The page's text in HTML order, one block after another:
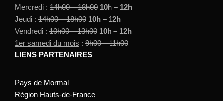
Mercredi : 14h00 – 18h00 10h – 12h
Jeudi : 14h00 – 18h00 10h – 12h
Vendredi : 10h00 – 13h00 10h – 12h
1er samedi du mois : 9h00 – 11h00
LIENS PARTENAIRES
Pays de Mormal
Région Hauts-de-France